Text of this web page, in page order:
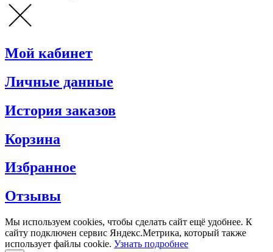
Мой кабинет
Личные данные
История заказов
Корзина
Избранное
Отзывы
Мы используем cookies, чтобы сделать сайт ещё удобнее. К
сайту подключен сервис Яндекс.Метрика, который также
использует файлы cookie. Узнать подробнее